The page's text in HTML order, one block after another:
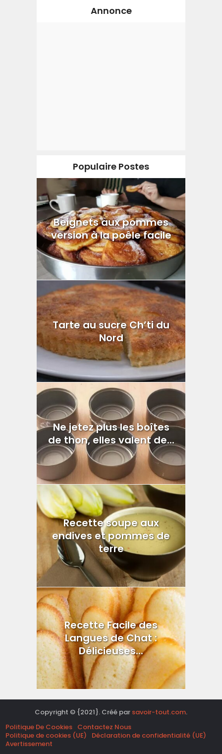
Annonce
Populaire Postes
Beignets aux pommes
version à la poêle facile
Tarte au sucre Ch’ti du
Nord
Ne jetez plus les boîtes
de thon, elles valent de...
Recette soupe aux
endives et pommes de
terre
Recette Facile des
Langues de Chat :
Délicieuses...
Copyright © {2021}. Créé par savoir-tout.com.
Politique De Cookies Contactez Nous
Politique de cookies (UE)
Déclaration de confidentialité (UE)
Avertissement